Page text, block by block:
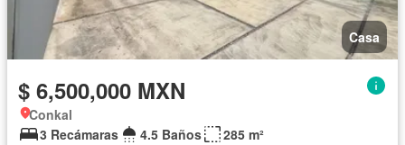
Casa
$ 6,500,000 MXN
Conkal
3 Recámaras
4.5 Baños
285 m²